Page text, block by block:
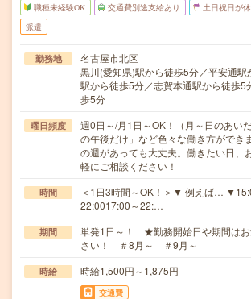
職種未経験OK 交通費別途支給あり 土日祝日が
派遣
勤務地
名古屋市北区
黒川(愛知県)駅から徒歩5分／平安通
駅から徒歩5分／志賀本通駅から徒歩5
歩5分
曜日頻度
週0日～/月1日～OK！（月～日のあい
の午後だけ」など色々な働き方ができ
の週があっても大丈夫。働きたい日、
軽にご相談ください！
時間
＜1日3時間～OK！＞▼ 例えば…
22:0017:00～22:…
期間
単発1日～！ ★勤務開始日や期間はお
さい！ ＃8月～ ＃9月～
時給 時給1,500円～1,875円
交通費